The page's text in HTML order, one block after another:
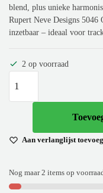
blend, plus unieke
Rupert Neve Designs 5046
inzetbaar – ideaal voor
2 op voorraad
Aan verlanglijst
Nog maar 2 items op